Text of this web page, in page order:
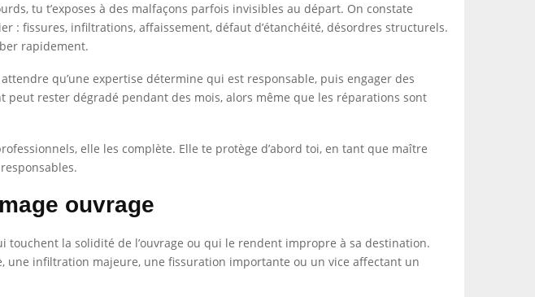
tu t’exposes à des malfaçons parfois invisibles au départ. On constate
: fissures, infiltrations, affaissement, défaut d’étanchéité, désordres structurels.
rapidement.
qu’une expertise détermine qui est responsable, puis engager des
rester dégradé pendant des mois, alors même que les réparations sont
elle les complète. Elle te protège d’abord toi, en tant que maître
ouvrage
la solidité de l’ouvrage ou qui le rendent impropre à sa destination.
infiltration majeure, une fissuration importante ou un vice affectant un